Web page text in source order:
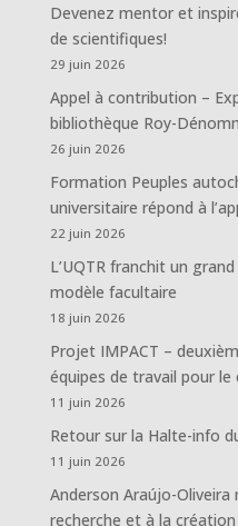
Devenez mentor et
de scientifiques!
29 juin 2026
Appel à contribution –
bibliothèque Roy-
26 juin 2026
Formation Peuples
universitaire répond à
22 juin 2026
L’UQTR franchit un
modèle facultaire
18 juin 2026
Projet IMPACT –
équipes de travail pour le
11 juin 2026
Retour sur la Halte-info
11 juin 2026
Anderson Araújo-
recherche et à la création